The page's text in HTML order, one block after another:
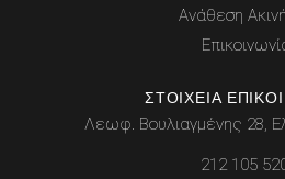
Ανάθεση
ΣΤΟΙΧΕΊΑ
Λεωφ. Βουλιαγμένης 28,
212 105